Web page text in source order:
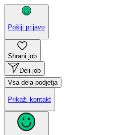
Pošlji prijavo
Shrani job
Deli job
Vsa dela podjetja
Prikaži kontakt